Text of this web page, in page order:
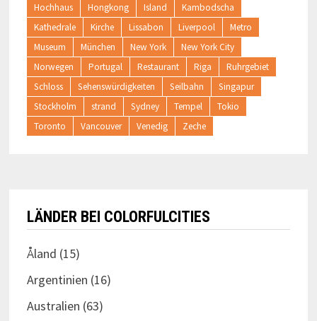
Hochhaus
Hongkong Island
Kambodscha
Kathedrale
Kirche Lissabon Liverpool
Metro
Museum
München New York
New York City
Norwegen
Portugal Restaurant Riga
Ruhrgebiet
Schloss
Sehenswürdigkeiten Seilbahn
Singapur
Stockholm
strand Sydney Tempel
Tokio
Toronto
Vancouver Venedig Zeche
LÄNDER BEI COLORFULCITIES
Åland (15)
Argentinien (16)
Australien (63)